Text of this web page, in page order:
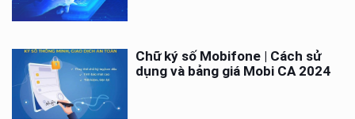
Chữ ký số Mobifone | Cách sử
dụng và bảng giá Mobi CA 2024